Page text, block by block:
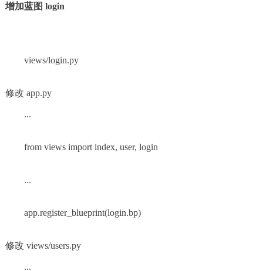
增加蓝图 login
views/login.py
修改 app.py
...
from views import index, user, login
...
app.register_blueprint(login.bp)
修改 views/users.py
...